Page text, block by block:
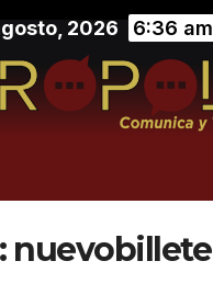
2026 6:36 am
nuevobillete